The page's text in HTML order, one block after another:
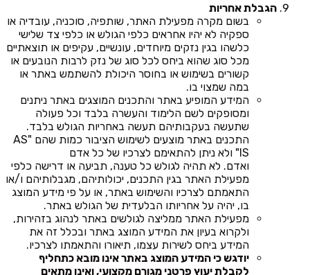
הגבלת אחריות
בשום מקרה מפעילת האתר, שותפיה, סוכניה, עובדיה או
ספקיה לא יהיו אחראים כלפי הגולש או כלפי צד שלישי
כלשהו בגין נזקים מיוחדים, עונשיים, עקיפים או תוצאתיים
מכל סוג שהוא ביחס לכל סוג של נזק לרבות הנובעים או
קשורים בשימוש או בחוסר היכולת להשתמש באתר או
במה שמצוי בו.
המידע המופיע באתר והתכנים המוצגים באתר ניתנים
ומסופקים לשם הלימוד והעשרה בלבד וכל פעולה
שתעשה בעקבותיהם תעשה באחריות הגולש בלבד.
התכנים באתר מוצעים לשימוש הציבור כמות שהם "AS
IS" ולא ניתן להתאימם לצרכיו של כל אדם
ואדם. לא תהיה לגולש כל טענה, תביעה או דרישה כלפי
מפעילת האתר בגין התכנים, יכולותיהם, מגבלותיהם ו/או
התאמתם לצרכיו והשימוש באתר, או על פי מידע המוצג
בו, יהיה על אחריותו הבלעדית של הגולש באתר.
מפעילת האתר ממליצה לגולשים באתר לנהוג בזהירות,
ולקרוא בעיון את המידע המוצג באתר ובכלל זה את
המידע ביחס לשירות עצמו, תיאורו והתאמתו לצרכיו.
יודגש כי המידע המוצג באתר אינו מובא כתחליף
לקבלת יעוץ פרטני מגורם מקצועי, ואינו מתאים